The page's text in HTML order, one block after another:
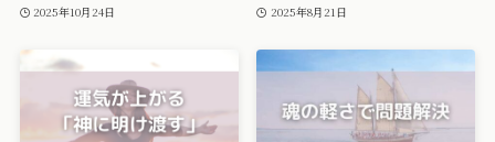
2025年10月24日 2025年8月21日